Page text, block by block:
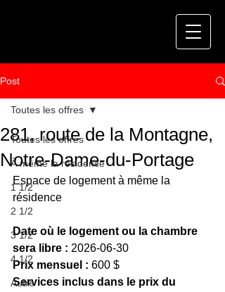
Post
Toutes les offres
À même la résidence
1 1/2
2 1/2
3 1/2
4 1/2
Autre
Toutes les offres
281, route de la Montagne,
Notre-Dame-du-Portage
Espace de logement à même la
résidence
Date où le logement ou la chambre
sera libre : 2026-06-30
Prix mensuel : 600 $
Services inclus dans le prix du